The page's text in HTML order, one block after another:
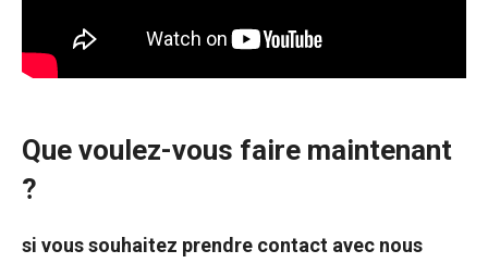
Que voulez-vous faire maintenant
?
si vous souhaitez prendre contact avec nous